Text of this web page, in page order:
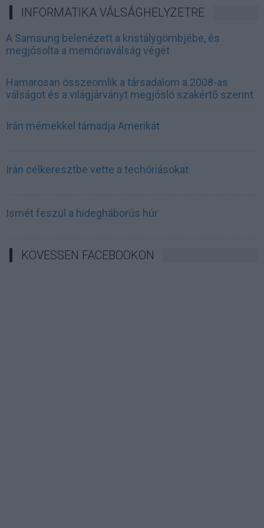
INFORMATIKA VÁLSÁGHELYZETRE
A Samsung belenézett a kristálygömbjébe, és
megjósolta a memóriaválság végét
Hamarosan összeomlik a társadalom a 2008-as
válságot és a világjárványt megjósló szakértő szerint
Irán mémekkel támadja Amerikát
Irán célkeresztbe vette a techóriásokat
Ismét feszül a hidegháborús húr
KÖVESSEN FACEBOOKON